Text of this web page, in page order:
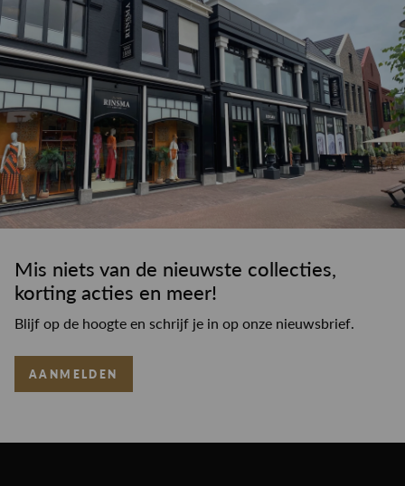
Mis niets van de nieuwste collecties,
korting acties en meer!
Blijf op de hoogte en schrijf je in op onze nieuwsbrief.
AANMELDEN